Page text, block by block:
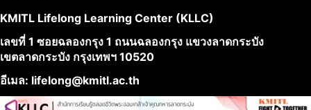
KMITL Lifelong Learning Center (KLLC)
เลขที่ 1 ซอยฉลองกรุง 1 ถนนฉลองกรุง แขวงลาดกระบัง
เขตลาดกระบัง กรุงเทพฯ 10520
อีเมล: lifelong@kmitl.ac.th